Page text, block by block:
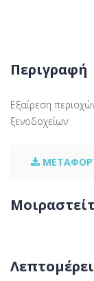
Περιγραφή
Εξαίρεση
ξενοδοχείων